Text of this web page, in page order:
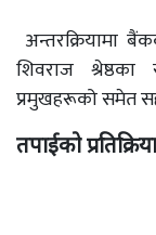
अन्तरक्रियामा
शिवराज
प्रमुखहरूको समेत
तपाईको प्रतिक्रिया